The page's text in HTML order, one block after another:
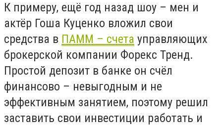
К примеру, ещё год назад шоу – мен и
актёр Гоша Куценко вложил свои
средства в ПАММ – счета управляющих
брокерской компании Форекс Тренд.
Простой депозит в банке он счёл
финансово – невыгодным и не
эффективным занятием, поэтому решил
заставить свои инвестиции работать и